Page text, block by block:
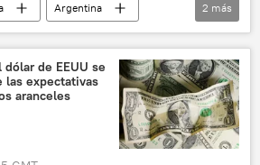
Argentina
(FMI)
2 más
de EEUU se
las expectativas
aranceles